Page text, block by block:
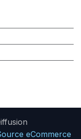
eCommerce